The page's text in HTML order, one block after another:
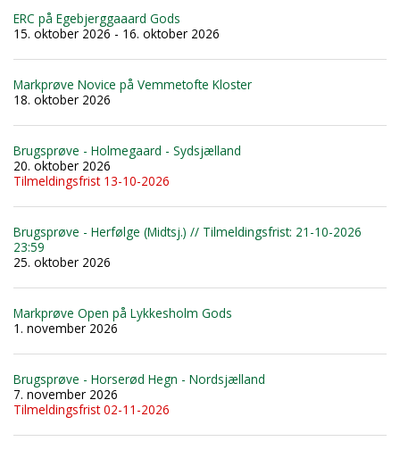
ERC på Egebjerggaaard Gods
15. oktober 2026 - 16. oktober 2026
Markprøve Novice på Vemmetofte Kloster
18. oktober 2026
Brugsprøve - Holmegaard - Sydsjælland
20. oktober 2026
Tilmeldingsfrist 13-10-2026
Brugsprøve - Herfølge (Midtsj.) // Tilmeldingsfrist: 21-10-2026
23:59
25. oktober 2026
Markprøve Open på Lykkesholm Gods
1. november 2026
Brugsprøve - Horserød Hegn - Nordsjælland
7. november 2026
Tilmeldingsfrist 02-11-2026